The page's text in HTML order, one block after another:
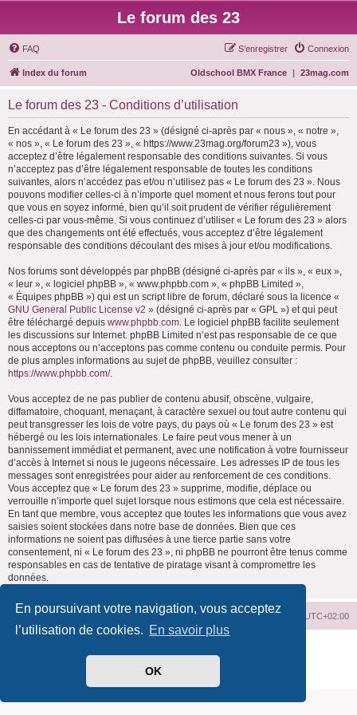
En poursuivant votre navigation, vous acceptez
l’utilisation de cookies. En savoir plus
OK
Le forum des 23
FAQ Connexion
S’enregistrer
Index du forum 23mag.com
|
Oldschool BMX France
Le forum des 23 - Conditions d’utilisation
En accédant à « Le forum des 23 » (désigné ci-après par « nous », « notre »,
« nos », « Le forum des 23 », « https://www.23mag.org/forum23 »), vous
acceptez d’être légalement responsable des conditions suivantes. Si vous
n’acceptez pas d’être légalement responsable de toutes les conditions
suivantes, alors n’accédez pas et/ou n’utilisez pas « Le forum des 23 ». Nous
pouvons modifier celles-ci à n’importe quel moment et nous ferons tout pour
que vous en soyez informé, bien qu’il soit prudent de vérifier régulièrement
celles-ci par vous-même. Si vous continuez d’utiliser « Le forum des 23 » alors
que des changements ont été effectués, vous acceptez d’être légalement
responsable des conditions découlant des mises à jour et/ou modifications.
Nos forums sont développés par phpBB (désigné ci-après par « ils », « eux »,
« leur », « logiciel phpBB », « www.phpbb.com », « phpBB Limited »,
« Équipes phpBB ») qui est un script libre de forum, déclaré sous la licence «
GNU General Public License v2 » (désigné ci-après par « GPL ») et qui peut
être téléchargé depuis www.phpbb.com. Le logiciel phpBB facilite seulement
les discussions sur Internet. phpBB Limited n’est pas responsable de ce que
nous acceptons ou n’acceptons pas comme contenu ou conduite permis. Pour
de plus amples informations au sujet de phpBB, veuillez consulter :
https://www.phpbb.com/.
Vous acceptez de ne pas publier de contenu abusif, obscène, vulgaire,
diffamatoire, choquant, menaçant, à caractère sexuel ou tout autre contenu qui
peut transgresser les lois de votre pays, du pays où « Le forum des 23 » est
hébergé ou les lois internationales. Le faire peut vous mener à un
bannissement immédiat et permanent, avec une notification à votre fournisseur
d’accès à Internet si nous le jugeons nécessaire. Les adresses IP de tous les
messages sont enregistrées pour aider au renforcement de ces conditions.
Vous acceptez que « Le forum des 23 » supprime, modifie, déplace ou
verrouille n’importe quel sujet lorsque nous estimons que cela est nécessaire.
En tant que membre, vous acceptez que toutes les informations que vous avez
saisies soient stockées dans notre base de données. Bien que ces
informations ne soient pas diffusées à une tierce partie sans votre
consentement, ni « Le forum des 23 », ni phpBB ne pourront être tenus comme
responsables en cas de tentative de piratage visant à compromettre les
données.
Index du forum Heures au format UTC+02:00
Supprimer les cookies
phpBB-fr.com
Confidentialité